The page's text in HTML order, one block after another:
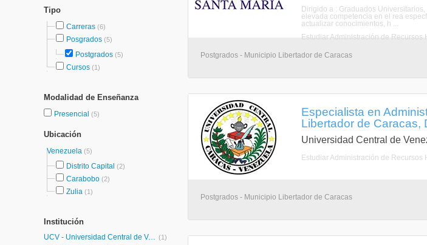
Tipo
Carreras (6)
Posgrados (5)
Postgrados (5)
Cursos (1)
Modalidad de Enseñanza
Presencial (5)
Ubicación
Venezuela (5)
Distrito Capital (2)
Carabobo (2)
Zulia (1)
Institución
UCV - Universidad Central de Venezuela (1)
Dirigido a : Graduados
elevada competencia en el rea
actualizar conocimientos, h ...
Estudiar Administración de
Postgrados - Municipio Libertador de Caracas
Especialista en
Libertador de Caracas,
Universidad Central de
Estudiar Administración de
Postgrados - Municipio Libertador de Caracas